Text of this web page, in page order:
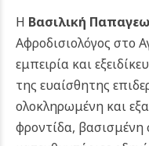
Η Βασιλική
Αφροδισιολόγος στο
εμπειρία και
της ευαίσθητης
ολοκληρωμένη και
φροντίδα, βασισμένη